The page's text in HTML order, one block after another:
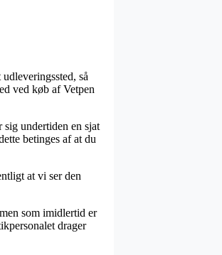
så
ved køb af Vetpen
undertiden en sjat
betinges af at du
at vi ser den
som imidlertid er
drager